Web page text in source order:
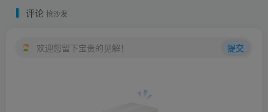
评论 抢沙发
欢迎您留下宝贵的见解！ 提交